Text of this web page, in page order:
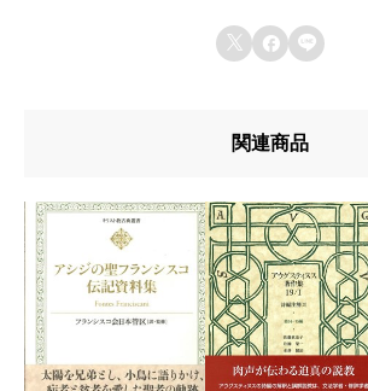
u642du8f09u6b4cu96c6
u8457u8005
  
関連商品